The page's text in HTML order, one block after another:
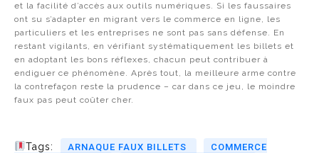
et la facilité d’accès aux outils numériques. Si les faussaires
ont su s’adapter en migrant vers le commerce en ligne, les
particuliers et les entreprises ne sont pas sans défense. En
restant vigilants, en vérifiant systématiquement les billets et
en adoptant les bons réflexes, chacun peut contribuer à
endiguer ce phénomène. Après tout, la meilleure arme contre
la contrefaçon reste la prudence – car dans ce jeu, le moindre
faux pas peut coûter cher.
Tags: ARNAQUE FAUX BILLETS
COMMERCE